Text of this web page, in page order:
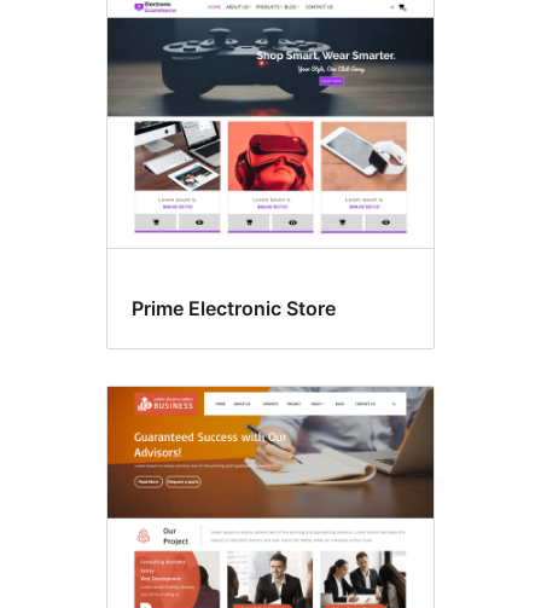
Prime Electronic Store